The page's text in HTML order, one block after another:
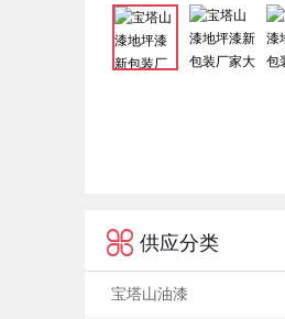
 供应分类
宝塔山油漆